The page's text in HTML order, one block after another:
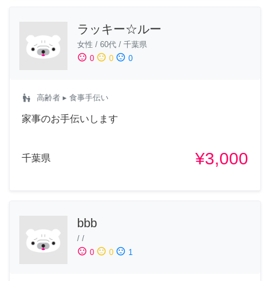
ラッキー☆ルー
女性 / 60代 / 千葉県
sentiment_satisfied 0 sentiment_neutral 0 sentiment_dissatisfied 0
escalator_warning 高齢者 ▸ 食事手伝い
家事のお手伝いします
千葉県 ¥3,000
bbb
/ /
sentiment_satisfied 0 sentiment_neutral 0 sentiment_dissatisfied 1